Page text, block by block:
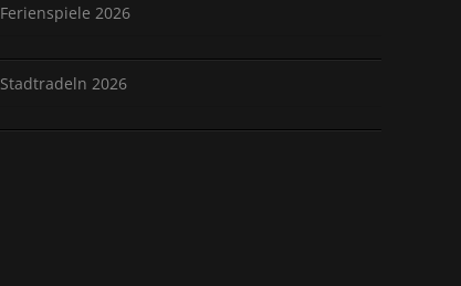
Ferienspiele 2026
Stadtradeln 2026